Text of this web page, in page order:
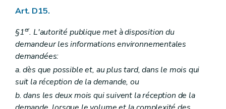
Art. D15.
§1er. L'autorité publique met à disposition du
demandeur les informations environnementales
demandées:
a. dès que possible et, au plus tard, dans le mois qui
suit la réception de la demande, ou
b. dans les deux mois qui suivent la réception de la